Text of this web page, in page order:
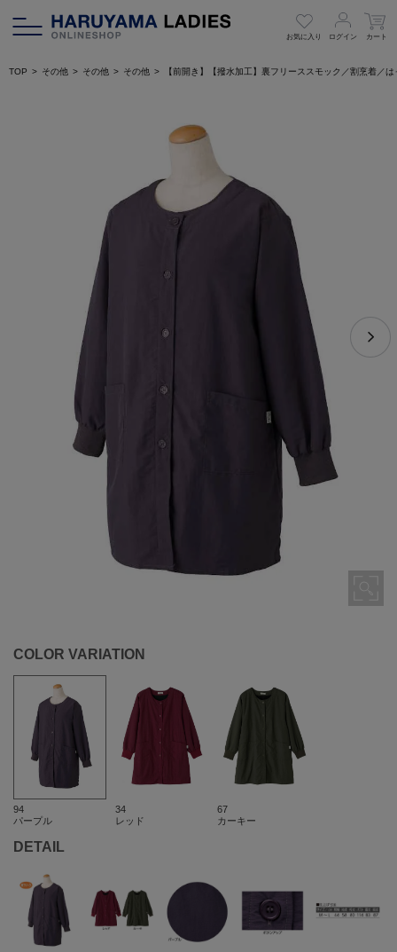
お気に入り ログイン カート
TOP その他 その他 その他 【前開き】【撥水加工】裏フリーススモック／割烹着
COLOR VARIATION
94
パープル
34
レッド
67
カーキー
DETAIL